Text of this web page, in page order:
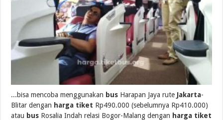
...bisa mencoba menggunakan bus Harapan Jaya rute Jakarta-
Blitar dengan harga tiket Rp490.000 (sebelumnya Rp410.000)
atau bus Rosalia Indah relasi Bogor-Malang dengan harga tiket